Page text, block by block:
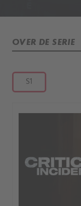
OVER DE SERIE
S1